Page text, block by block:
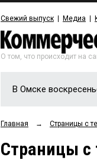
Свежий выпуск Медиа
О том, что происходит на
В Омске
Главная → Страницы c
Страницы c